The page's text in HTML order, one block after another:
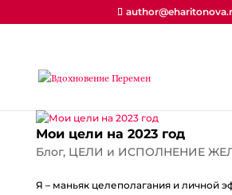
Мои цели на 2023 год
Блог, ЦЕЛИ и ИСПОЛНЕНИЕ
Я – маньяк целеполагания и личной